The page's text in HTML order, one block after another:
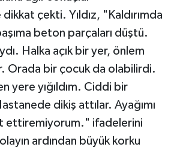
çekti. Yıldız, "Kaldırımda
beton parçaları düştü.
Halka açık bir yer, önlem
Orada bir çocuk da olabilirdi.
yere yığıldım. Ciddi bir
dikiş attılar. Ayağımı
ettiremiyorum." ifadelerini
olayın ardından büyük korku